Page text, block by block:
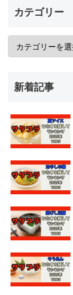
カテゴリー
新着記事